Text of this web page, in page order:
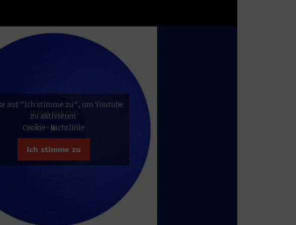
auf "Ich stimme zu", um Youtube
zu aktivieren
Cookie-Richtlinie
Ich stimme zu